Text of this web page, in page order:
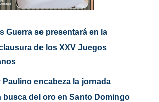
Guerra se presentará en la
de los XXV Juegos
Paulino encabeza la jornada
busca del oro en Santo Domingo